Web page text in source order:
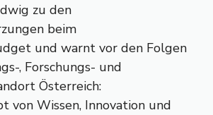
zu den
beim
und warnt vor den Folgen
, Forschungs- und
Österreich:
von Wissen, Innovation und